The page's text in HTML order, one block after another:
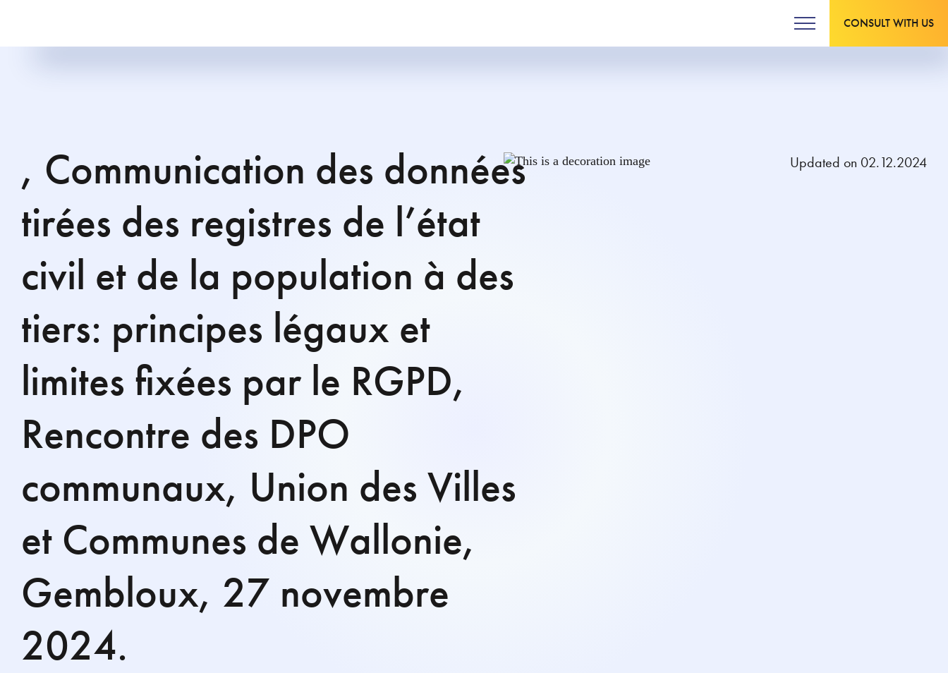
CONSULT WITH US
, Communication des données
tirées des registres de l’état
civil et de la population à des
tiers: principes légaux et
limites fixées par le RGPD,
Rencontre des DPO
communaux, Union des Villes
et Communes de Wallonie,
Gembloux, 27 novembre
2024.
Updated on 02.12.2024